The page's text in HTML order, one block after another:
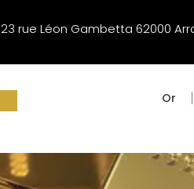
23 rue Léon Gambetta 62000
Or